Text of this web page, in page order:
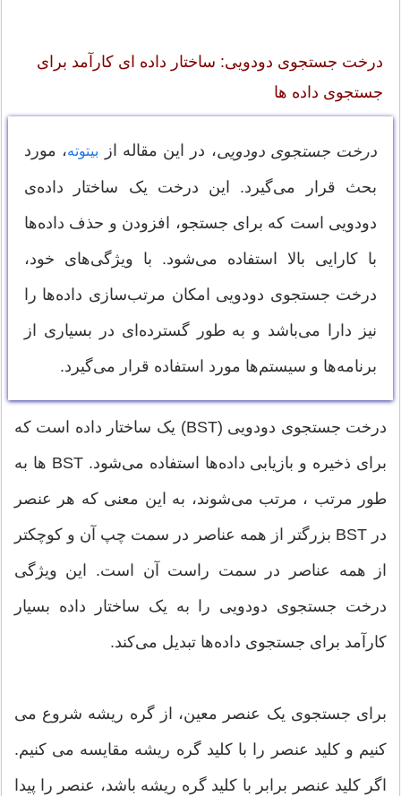
درخت جستجوی دودویی: ساختار داده ای کارآمد برای
جستجوی داده ها
درخت جستجوی دودویی، در این مقاله از بیتوته، مورد
بحث قرار می‌گیرد. این درخت یک ساختار داده‌ی
دودویی است که برای جستجو، افزودن و حذف داده‌ها
با کارایی بالا استفاده می‌شود. با ویژگی‌های خود،
درخت جستجوی دودویی امکان مرتب‌سازی داده‌ها را
نیز دارا می‌باشد و به طور گسترده‌ای در بسیاری از
برنامه‌ها و سیستم‌ها مورد استفاده قرار می‌گیرد.
درخت جستجوی دودویی (BST) یک ساختار داده است که
برای ذخیره و بازیابی داده‌ها استفاده می‌شود. BST ها به
طور مرتب ، مرتب می‌شوند، به این معنی که هر عنصر
در BST بزرگتر از همه عناصر در سمت چپ آن و کوچکتر
از همه عناصر در سمت راست آن است. این ویژگی
درخت جستجوی دودویی را به یک ساختار داده بسیار
کارآمد برای جستجوی داده‌ها تبدیل می‌کند.
برای جستجوی یک عنصر معین، از گره ریشه شروع می
کنیم و کلید عنصر را با کلید گره ریشه مقایسه می کنیم.
اگر کلید عنصر برابر با کلید گره ریشه باشد، عنصر را پیدا